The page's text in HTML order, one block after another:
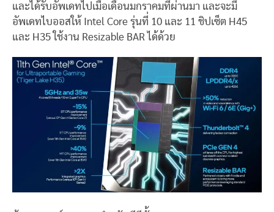
และได้รับอัพเดทไปเมื่อเดือนมกราคมที่ผ่านมา และจะมี
อัพเดทไบออสให้ Intel Core รุ่นที่ 10 และ 11 ชิปเซ็ต H45
และ H35 ใช้งาน Resizable BAR ได้ด้วย